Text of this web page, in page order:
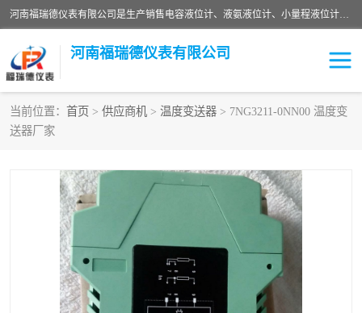
河南福瑞德仪表有限公司是生产销售电容液位计、液氨液位计、小量程液位计定制、智能锅炉水位计、液氮液位计等；并在产品开发、研制的过程中，吸取国内外仪器仪表的技术精华，建立了一支高、精、尖的科研开发队伍，使产品性能不断升级。
河南福瑞德仪表有限公司
当前位置： 首页 > 供应商机 > 温度变送器 > 7NG3211-0NN00 温度变
送器厂家
液位计
压力传感器 流量传感器
智能仪表 液氮液位计
差压变送器 液位计传感器定制
液氨液位计 物位计